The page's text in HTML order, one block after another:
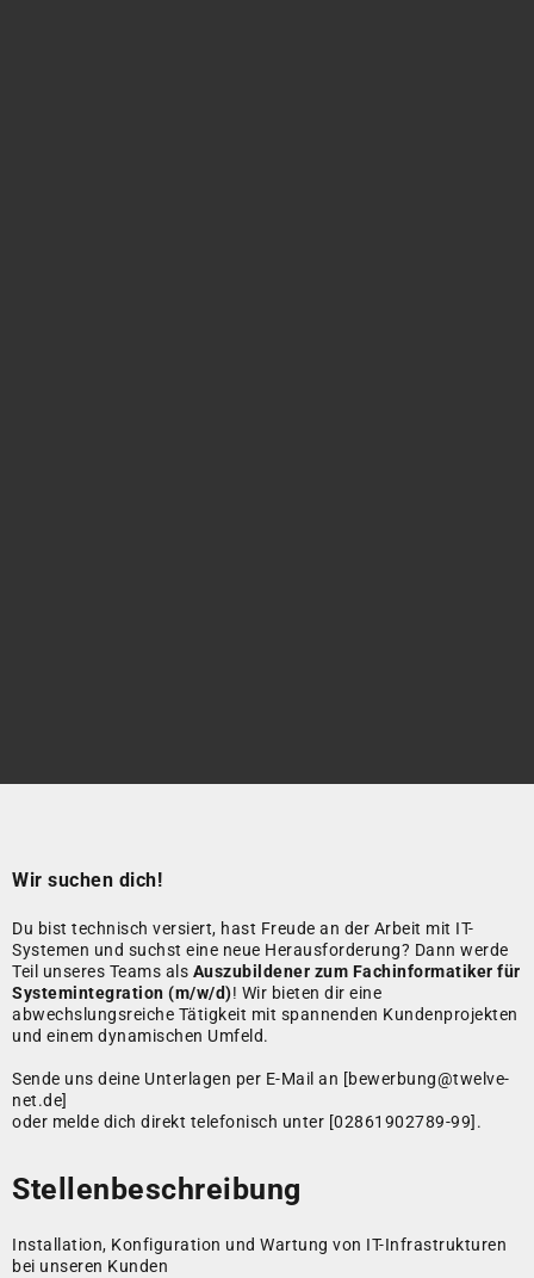
Wir suchen dich!
Du bist technisch versiert, hast Freude an der Arbeit mit IT-
Systemen und suchst eine neue Herausforderung? Dann werde
Teil unseres Teams als Auszubildener zum Fachinformatiker für
Systemintegration (m/w/d)! Wir bieten dir eine
abwechslungsreiche Tätigkeit mit spannenden Kundenprojekten
und einem dynamischen Umfeld.
Sende uns deine Unterlagen per E-Mail an [bewerbung@twelve-
net.de]
oder melde dich direkt telefonisch unter [02861902789-99].
Stellenbeschreibung
Installation, Konfiguration und Wartung von IT-Infrastrukturen
bei unseren Kunden